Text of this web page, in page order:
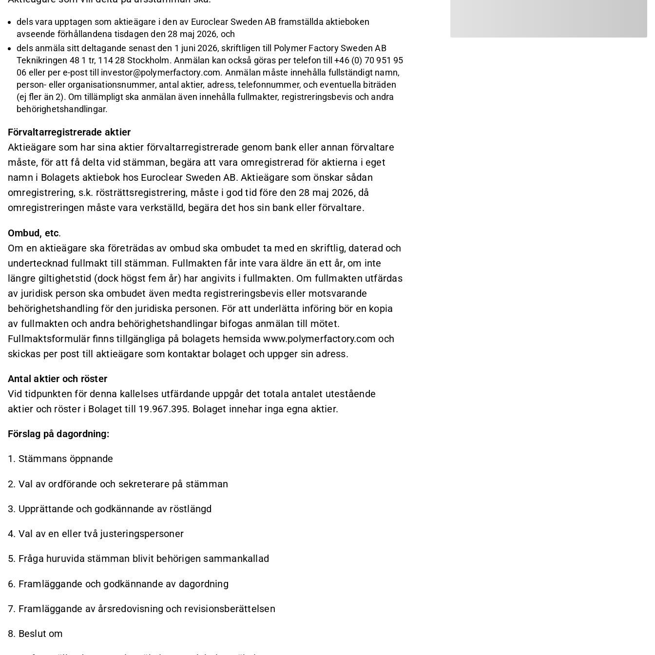
dels vara upptagen som aktieägare i den av Euroclear Sweden AB framställda aktieboken
avseende förhållandena tisdagen den 28 maj 2026, och
dels anmäla sitt deltagande senast den 1 juni 2026, skriftligen till Polymer Factory Sweden AB
Teknikringen 48 1 tr, 114 28 Stockholm. Anmälan kan också göras per telefon till +46 (0) 70 951 95
06 eller per e-post till investor@polymerfactory.com. Anmälan måste innehålla fullständigt namn,
person- eller organisationsnummer, antal aktier, adress, telefonnummer, och eventuella biträden
(ej fler än 2). Om tillämpligt ska anmälan även innehålla fullmakter, registreringsbevis och andra
behörighetshandlingar.
Förvaltarregistrerade aktier
Aktieägare som har sina aktier förvaltarregistrerade genom bank eller annan förvaltare
måste, för att få delta vid stämman, begära att vara omregistrerad för aktierna i eget
namn i Bolagets aktiebok hos Euroclear Sweden AB. Aktieägare som önskar sådan
omregistrering, s.k. rösträttsregistrering, måste i god tid före den 28 maj 2026, då
omregistreringen måste vara verkställd, begära det hos sin bank eller förvaltare.
Ombud, etc.
Om en aktieägare ska företrädas av ombud ska ombudet ta med en skriftlig, daterad och
undertecknad fullmakt till stämman. Fullmakten får inte vara äldre än ett år, om inte
längre giltighetstid (dock högst fem år) har angivits i fullmakten. Om fullmakten utfärdas
av juridisk person ska ombudet även medta registreringsbevis eller motsvarande
behörighetshandling för den juridiska personen. För att underlätta införing bör en kopia
av fullmakten och andra behörighetshandlingar bifogas anmälan till mötet.
Fullmaktsformulär finns tillgängliga på bolagets hemsida www.polymerfactory.com och
skickas per post till aktieägare som kontaktar bolaget och uppger sin adress.
Antal aktier och röster
Vid tidpunkten för denna kallelses utfärdande uppgår det totala antalet utestående
aktier och röster i Bolaget till 19.967.395. Bolaget innehar inga egna aktier.
Förslag på dagordning:
1. Stämmans öppnande
2. Val av ordförande och sekreterare på stämman
3. Upprättande och godkännande av röstlängd
4. Val av en eller två justeringspersoner
5. Fråga huruvida stämman blivit behörigen sammankallad
6. Framläggande och godkännande av dagordning
7. Framläggande av årsredovisning och revisionsberättelsen
8. Beslut om